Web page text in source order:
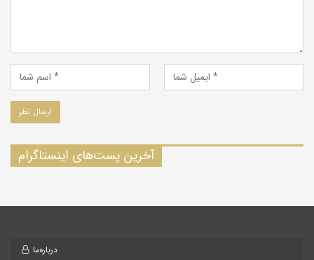
آخرین پست‌های اینستاگرام
درباره‌ما